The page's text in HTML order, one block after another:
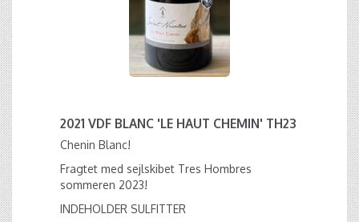
2021 VDF BLANC 'LE HAUT CHEMIN' TH23
Chenin Blanc!
Fragtet med sejlskibet Tres Hombres
sommeren 2023!
INDEHOLDER SULFITTER